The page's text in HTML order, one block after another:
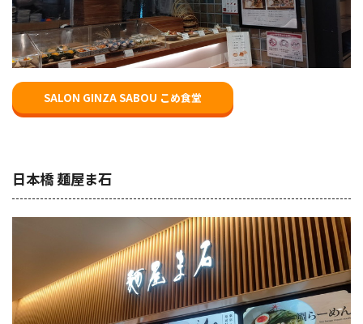
SALON GINZA SABOU こめ食堂
日本橋 麺屋ま石